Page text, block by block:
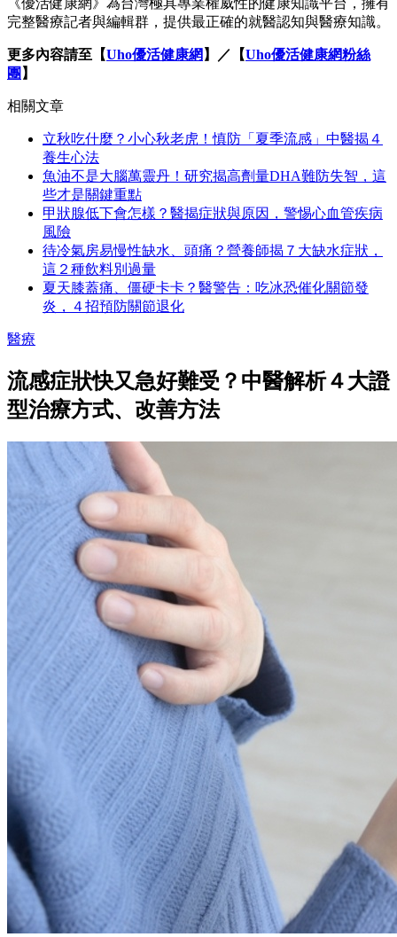
《優活健康網》為台灣極具專業權威性的健康知識平台，擁有
完整醫療記者與編輯群，提供最正確的就醫認知與醫療知識。
更多內容請至【Uho優活健康網 】 ／【Uho優活健康網粉絲
團 】
相關文章
立秋吃什麼？小心秋老虎！慎防「夏季流感」中醫揭４
養生心法
魚油不是大腦萬靈丹！研究揭高劑量DHA難防失智，這
些才是關鍵重點
甲狀腺低下會怎樣？醫揭症狀與原因，警惕心血管疾病
風險
待冷氣房易慢性缺水、頭痛？營養師揭７大缺水症狀，
這２種飲料別過量
夏天膝蓋痛、僵硬卡卡？醫警告：吃冰恐催化關節發
炎，４招預防關節退化
醫療
流感症狀快又急好難受？中醫解析４大證
型治療方式、改善方法